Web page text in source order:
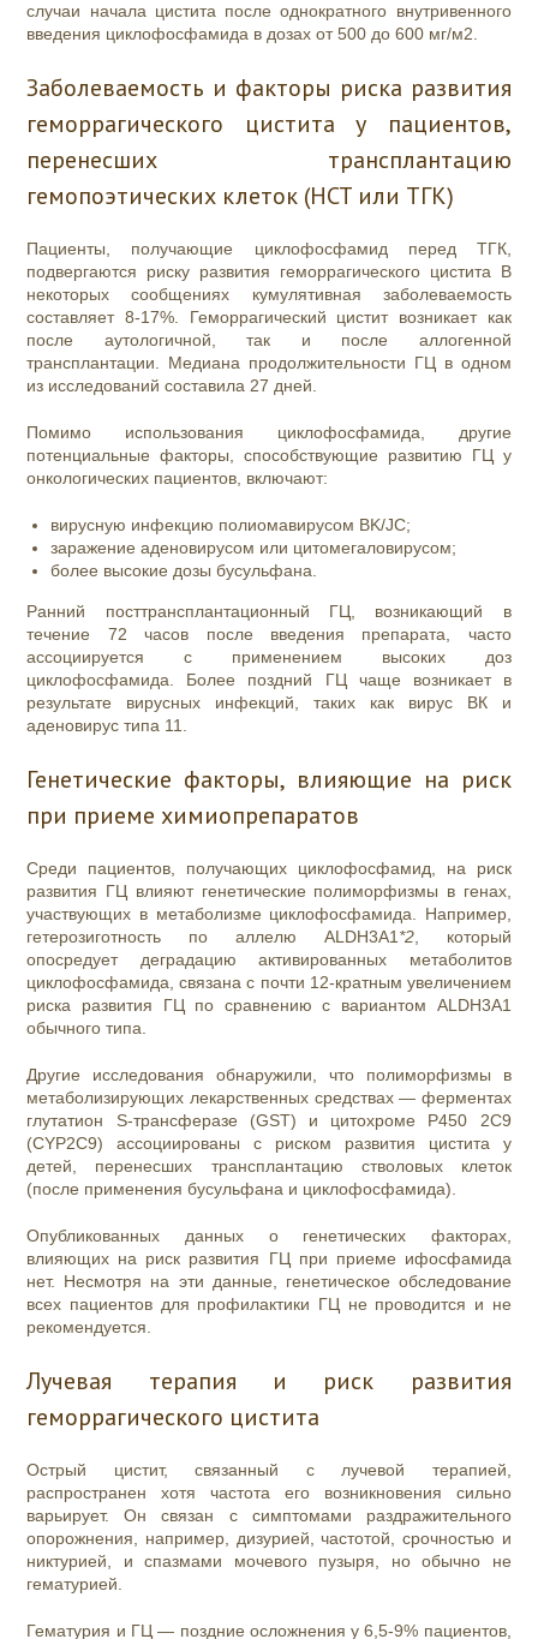
случаи начала цистита после однократного внутривенного
введения циклофосфамида в дозах от 500 до 600 мг/м2.
Заболеваемость и факторы риска развития
геморрагического цистита у пациентов,
перенесших трансплантацию
гемопоэтических клеток (HCT или ТГК)
Пациенты, получающие циклофосфамид перед ТГК,
подвергаются риску развития геморрагического цистита В
некоторых сообщениях кумулятивная заболеваемость
составляет 8-17%. Геморрагический цистит возникает как
после аутологичной, так и после аллогенной
трансплантации. Медиана продолжительности ГЦ в одном
из исследований составила 27 дней.
Помимо использования циклофосфамида, другие
потенциальные факторы, способствующие развитию ГЦ у
онкологических пациентов, включают:
вирусную инфекцию полиомавирусом BK/JC;
заражение аденовирусом или цитомегаловирусом;
более высокие дозы бусульфана.
Ранний посттрансплантационный ГЦ, возникающий в
течение 72 часов после введения препарата, часто
ассоциируется с применением высоких доз
циклофосфамида. Более поздний ГЦ чаще возникает в
результате вирусных инфекций, таких как вирус ВК и
аденовирус типа 11.
Генетические факторы, влияющие на риск
при приеме химиопрепаратов
Среди пациентов, получающих циклофосфамид, на риск
развития ГЦ влияют генетические полиморфизмы в генах,
участвующих в метаболизме циклофосфамида. Например,
гетерозиготность по аллелю ALDH3A1 *2, который
опосредует деградацию активированных метаболитов
циклофосфамида, связана с почти 12-кратным увеличением
риска развития ГЦ по сравнению с
вариантом ALDH3A1
обычного типа.
Другие исследования обнаружили, что полиморфизмы в
метаболизирующих лекарственных средствах — ферментах
глутатион S-трансферазе (GST) и цитохроме Р450 2С9
(CYP2C9) ассоциированы с риском развития цистита у
детей, перенесших трансплантацию стволовых клеток
(после применения бусульфана и циклофосфамида).
Опубликованных данных о генетических факторах,
влияющих на риск развития ГЦ при приеме ифосфамида
нет. Несмотря на эти данные, генетическое обследование
всех пациентов для профилактики ГЦ не проводится и не
рекомендуется.
Лучевая терапия и риск развития
геморрагического цистита
Острый цистит, связанный с лучевой терапией,
распространен хотя частота его возникновения сильно
варьирует. Он связан с симптомами раздражительного
опорожнения, например, дизурией, частотой, срочностью и
никтурией, и спазмами мочевого пузыря, но обычно не
гематурией.
Гематурия и ГЦ — поздние осложнения у 6,5-9% пациентов,